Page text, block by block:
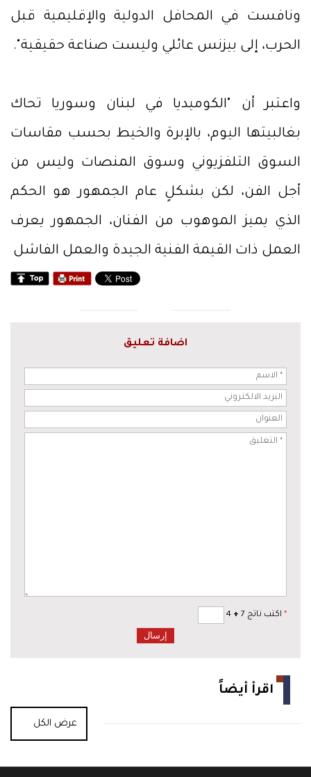
ونافست في المحافل الدولية والإقليمية قبل
الحرب، إلى بيزنس عائلي وليست صناعة حقيقية".
واعتبر أن "الكوميديا في لبنان وسوريا تحاك
بغالبيتها اليوم، بالإبرة والخيط بحسب مقاسات
السوق التلفزيوني وسوق المنصات وليس من
أجل الفن، لكن بشكلٍ عام الجمهور هو الحكم
الذي يميز الموهوب من الفنان، الجمهور يعرف
العمل ذات القيمة الفنية الجيدة والعمل الفاشل
اضافة تعليق
* اكتب ناتج 7 +
اقرأ أيضاً
عرض الكل